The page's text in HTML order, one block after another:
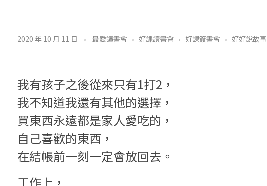
讀
筆
記
1
0
:
微
2020 年 10 月 11 日 最愛讀書會 好課讀書會 好課簽書會 好好說故事
我有孩子之後從來只有1打2，
我不知道我還有其他的選擇，
買東西永遠都是家人愛吃的，
自己喜歡的東西，
在結帳前一刻一定會放回去。
工作上，